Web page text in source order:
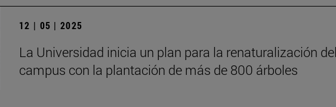
12 | 05 | 2025
La Universidad inicia un plan para la renaturalización del
campus con la plantación de más de 800 árboles